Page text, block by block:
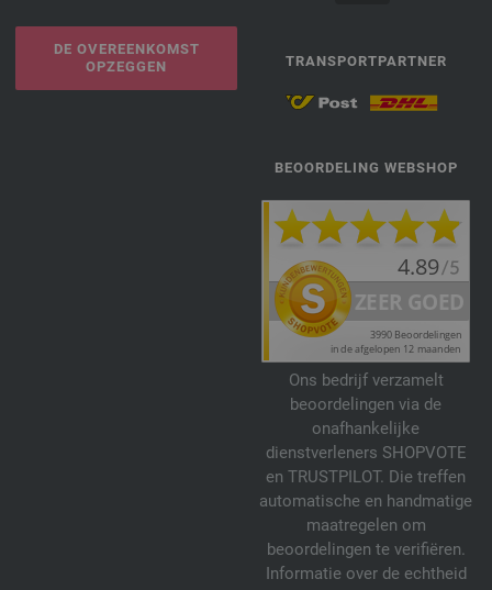
DE OVEREENKOMST
OPZEGGEN
TRANSPORTPARTNER
BEOORDELING WEBSHOP
Ons bedrijf verzamelt
beoordelingen via de
onafhankelijke
dienstverleners SHOPVOTE
en TRUSTPILOT. Die treffen
automatische en handmatige
maatregelen om
beoordelingen te verifiëren.
Informatie over de echtheid